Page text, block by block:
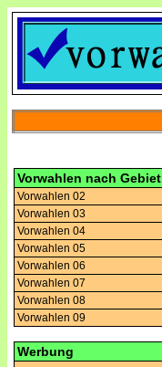
Vorwahlen nach Gebiet
Vorwahlen 02
Vorwahlen 03
Vorwahlen 04
Vorwahlen 05
Vorwahlen 06
Vorwahlen 07
Vorwahlen 08
Vorwahlen 09
Werbung